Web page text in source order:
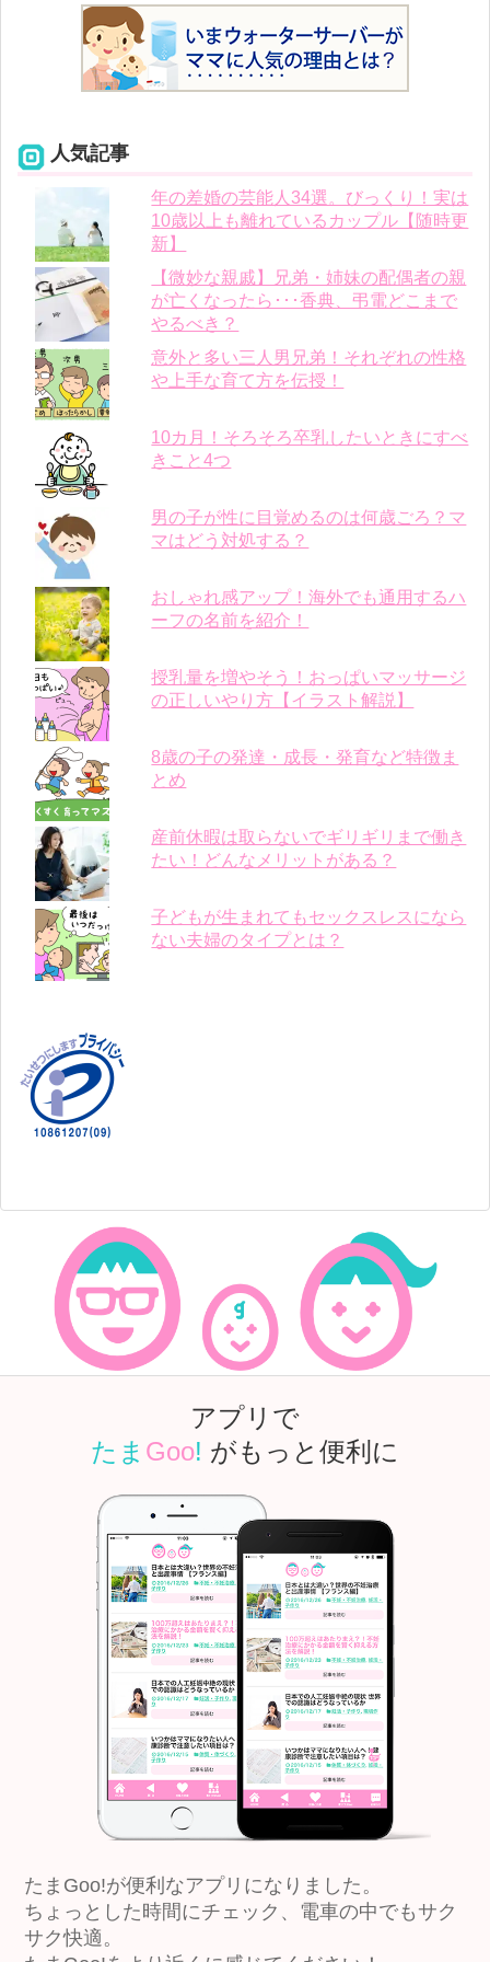
人気記事
年の差婚の芸能人34選。びっくり！実は
10歳以上も離れているカップル【随時更
新】
【微妙な親戚】兄弟・姉妹の配偶者の親
が亡くなったら･･･香典、弔電どこまで
やるべき？
意外と多い三人男兄弟！それぞれの性格
や上手な育て方を伝授！
10カ月！そろそろ卒乳したいときにすべ
きこと4つ
男の子が性に目覚めるのは何歳ごろ？マ
マはどう対処する？
おしゃれ感アップ！海外でも通用するハ
ーフの名前を紹介！
授乳量を増やそう！おっぱいマッサージ
の正しいやり方【イラスト解説】
8歳の子の発達・成長・発育など特徴ま
とめ
産前休暇は取らないでギリギリまで働き
たい！どんなメリットがある？
子どもが生まれてもセックスレスになら
ない夫婦のタイプとは？
アプリで
たま Goo! がもっと便利に
たまGoo!が便利なアプリになりました。
ちょっとした時間にチェック、電車の中でもサク
サク快適。